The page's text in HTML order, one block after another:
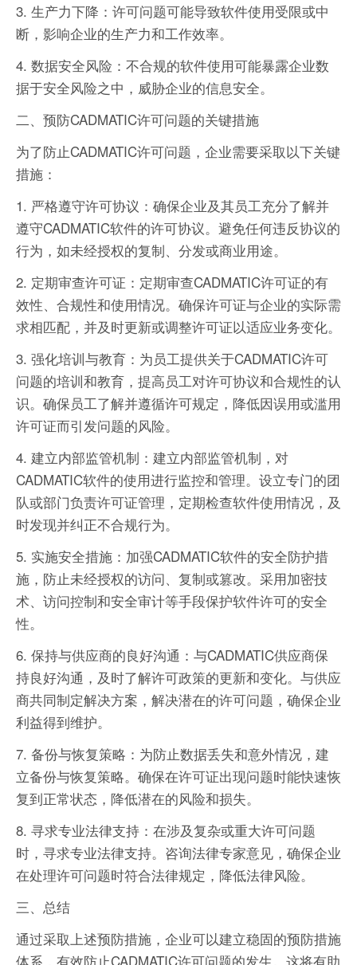
3. 生产力下降：许可问题可能导致软件使用受限或中
断，影响企业的生产力和工作效率。
4. 数据安全风险：不合规的软件使用可能暴露企业数
据于安全风险之中，威胁企业的信息安全。
二、预防CADMATIC许可问题的关键措施
为了防止CADMATIC许可问题，企业需要采取以下关键
措施：
1. 严格遵守许可协议：确保企业及其员工充分了解并
遵守CADMATIC软件的许可协议。避免任何违反协议的
行为，如未经授权的复制、分发或商业用途。
2. 定期审查许可证：定期审查CADMATIC许可证的有
效性、合规性和使用情况。确保许可证与企业的实际需
求相匹配，并及时更新或调整许可证以适应业务变化。
3. 强化培训与教育：为员工提供关于CADMATIC许可
问题的培训和教育，提高员工对许可协议和合规性的认
识。确保员工了解并遵循许可规定，降低因误用或滥用
许可证而引发问题的风险。
4. 建立内部监管机制：建立内部监管机制，对
CADMATIC软件的使用进行监控和管理。设立专门的团
队或部门负责许可证管理，定期检查软件使用情况，及
时发现并纠正不合规行为。
5. 实施安全措施：加强CADMATIC软件的安全防护措
施，防止未经授权的访问、复制或篡改。采用加密技
术、访问控制和安全审计等手段保护软件许可的安全
性。
6. 保持与供应商的良好沟通：与CADMATIC供应商保
持良好沟通，及时了解许可政策的更新和变化。与供应
商共同制定解决方案，解决潜在的许可问题，确保企业
利益得到维护。
7. 备份与恢复策略：为防止数据丢失和意外情况，建
立备份与恢复策略。确保在许可证出现问题时能快速恢
复到正常状态，降低潜在的风险和损失。
8. 寻求专业法律支持：在涉及复杂或重大许可问题
时，寻求专业法律支持。咨询法律专家意见，确保企业
在处理许可问题时符合法律规定，降低法律风险。
三、总结
通过采取上述预防措施，企业可以建立稳固的预防措施
体系，有效防止CADMATIC许可问题的发生。这将有助